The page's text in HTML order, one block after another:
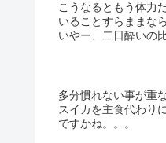
こうなるともう体力
いることすらままな
いやー、二日酔いの
多分慣れない事が重
スイカを主食代わり
ですかね。。。